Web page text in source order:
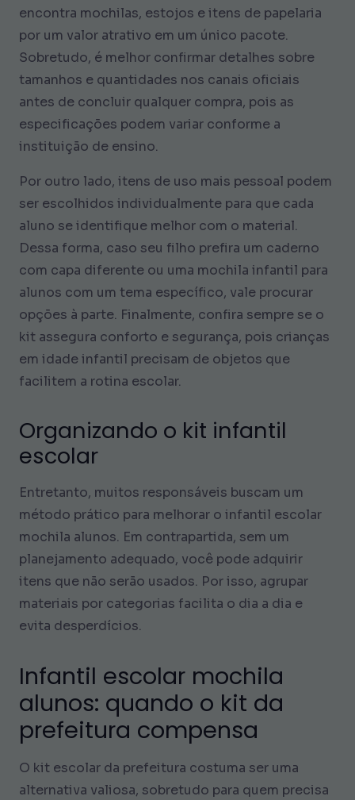
encontra mochilas, estojos e itens de papelaria
por um valor atrativo em um único pacote.
Sobretudo, é melhor confirmar detalhes sobre
tamanhos e quantidades nos canais oficiais
antes de concluir qualquer compra, pois as
especificações podem variar conforme a
instituição de ensino.
Por outro lado, itens de uso mais pessoal podem
ser escolhidos individualmente para que cada
aluno se identifique melhor com o material.
Dessa forma, caso seu filho prefira um caderno
com capa diferente ou uma mochila infantil para
alunos com um tema específico, vale procurar
opções à parte. Finalmente, confira sempre se o
kit assegura conforto e segurança, pois crianças
em idade infantil precisam de objetos que
facilitem a rotina escolar.
Organizando o kit infantil
escolar
Entretanto, muitos responsáveis buscam um
método prático para melhorar o infantil escolar
mochila alunos. Em contrapartida, sem um
planejamento adequado, você pode adquirir
itens que não serão usados. Por isso, agrupar
materiais por categorias facilita o dia a dia e
evita desperdícios.
Infantil escolar mochila
alunos: quando o kit da
prefeitura compensa
O kit escolar da prefeitura costuma ser uma
alternativa valiosa, sobretudo para quem precisa